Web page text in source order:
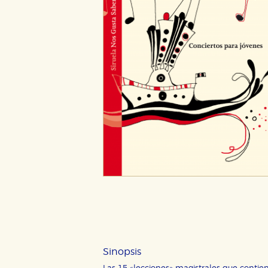
Sinopsis
CONFIGURACIÓN DE
Estas cookies son necesarias
hacerlo desde el navegador,
configuraciones de servicios